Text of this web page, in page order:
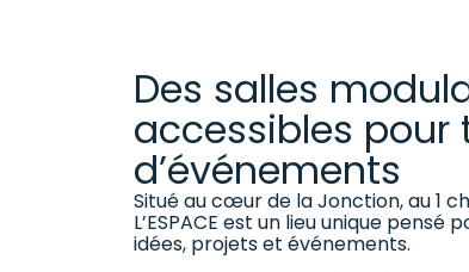
Des salles
accessibles pour
d’événements
Situé au cœur de la Jonction, au 1
L’ESPACE est un lieu unique
idées, projets et événements.